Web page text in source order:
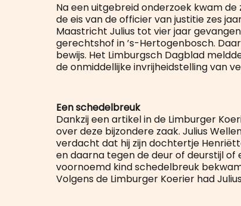
Na een uitgebreid onderzoek kwam
de eis van de officier van justitie zes
Maastricht Julius tot vier jaar
gerechtshof in ’s-Hertogenbosch.
bewijs. Het Limburgsch Dagblad
de onmiddellijke invrijheidstelling van
Een schedelbreuk
Dankzij een artikel in de Limburger
over deze bijzondere zaak. Julius
verdacht dat hij zijn dochtertje
en daarna tegen de deur of deurstijl
voornoemd kind schedelbreuk
Volgens de Limburger Koerier had